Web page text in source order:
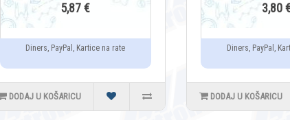
5,87 €
Diners, PayPal, Kartice na rate
DODAJ U KOŠARICU
3,80
Diners, PayPal,
DODAJ U KOŠARICU